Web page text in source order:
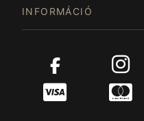
INFORMÁCIÓ